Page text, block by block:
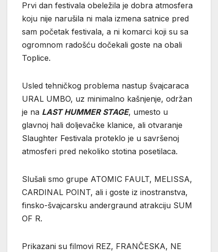
Prvi dan festivala obeležila je dobra atmosfera
koju nije narušila ni mala izmena satnice pred
sam početak festivala, a ni komarci koji su sa
ogromnom radošću dočekali goste na obali
Toplice.
Usled tehničkog problema nastup švajcaraca
URAL UMBO, uz minimalno kašnjenje, održan
je na LAST HUMMER STAGE, umesto u
glavnoj hali doljevačke klanice, ali otvaranje
Slaughter Festivala proteklo je u savršenoj
atmosferi pred nekoliko stotina posetilaca.
Slušali smo grupe ATOMIC FAULT, MELISSA,
CARDINAL POINT, ali i goste iz inostranstva,
finsko-švajcarsku andergraund atrakciju SUM
OF R.
Prikazani su filmovi REZ, FRANČESKA, NE